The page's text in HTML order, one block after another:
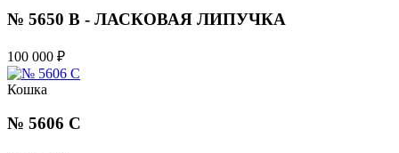
№ 5650 B - ЛАСКОВАЯ ЛИПУЧКА
100 000 ₽
Кошка
№ 5606 C